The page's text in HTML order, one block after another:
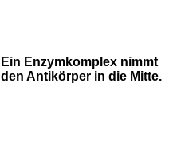
Ein Enzymkomplex nimmt
den Antikörper in die Mitte.